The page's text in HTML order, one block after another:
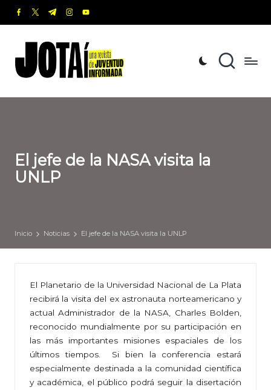
Saltar
contenido
facebook.com
twitter.com
t.me instagram.com
youtube.com
o
t
revista
de
Informada
El jefe de la NASA visita la
UNLP
Inicio Noticias El jefe de la NASA visita la UNLP
El Planetario de la Universidad Nacional de La Plata
recibirá la visita del ex astronauta norteamericano y
actual Administrador de la NASA, Charles Bolden,
reconocido mundialmente por su participación en
las más importantes misiones espaciales de los
últimos tiempos. Si bien la conferencia estará
especialmente destinada a la comunidad científica
y académica, el público podrá seguir la disertación